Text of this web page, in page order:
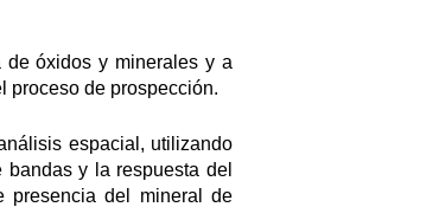
de óxidos y minerales y a
proceso de prospección.
espacial, utilizando
y la respuesta del
presencia del mineral de